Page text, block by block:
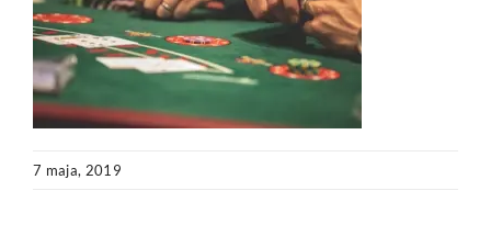
7 maja, 2019